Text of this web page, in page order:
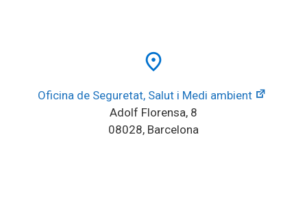
place
Oficina de Seguretat, Salut i Medi ambient
Adolf Florensa, 8
08028, Barcelona